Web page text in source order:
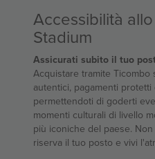
Accessibilità
Stadium
Assicurati subito il tuo
Acquistare tramite
autentici, pagamenti
permettendoti di goderti
momenti culturali di livello
più iconiche del paese.
riserva il tuo posto e vivi